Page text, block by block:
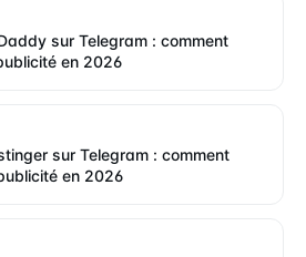
sur Telegram : comment
en 2026
sur Telegram : comment
en 2026